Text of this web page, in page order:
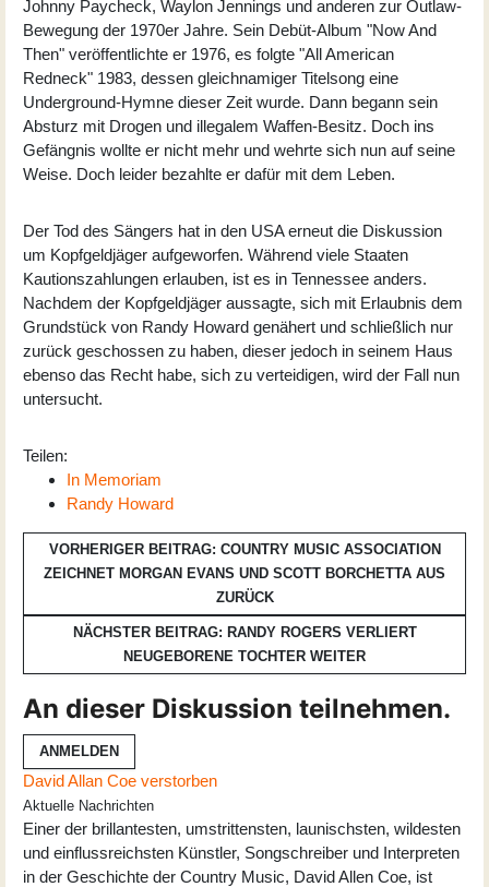
Johnny Paycheck, Waylon Jennings und anderen zur Outlaw-
Bewegung der 1970er Jahre. Sein Debüt-Album "Now And
Then" veröffentlichte er 1976, es folgte "All American
Redneck" 1983, dessen gleichnamiger Titelsong eine
Underground-Hymne dieser Zeit wurde. Dann begann sein
Absturz mit Drogen und illegalem Waffen-Besitz. Doch ins
Gefängnis wollte er nicht mehr und wehrte sich nun auf seine
Weise. Doch leider bezahlte er dafür mit dem Leben.
Der Tod des Sängers hat in den USA erneut die Diskussion
um Kopfgeldjäger aufgeworfen. Während viele Staaten
Kautionszahlungen erlauben, ist es in Tennessee anders.
Nachdem der Kopfgeldjäger aussagte, sich mit Erlaubnis dem
Grundstück von Randy Howard genähert und schließlich nur
zurück geschossen zu haben, dieser jedoch in seinem Haus
ebenso das Recht habe, sich zu verteidigen, wird der Fall nun
untersucht.
Teilen:
In Memoriam
Randy Howard
VORHERIGER BEITRAG: COUNTRY MUSIC ASSOCIATION
ZEICHNET MORGAN EVANS UND SCOTT BORCHETTA AUS
ZURÜCK
NÄCHSTER BEITRAG: RANDY ROGERS VERLIERT
NEUGEBORENE TOCHTER WEITER
An dieser Diskussion teilnehmen.
ANMELDEN
David Allan Coe verstorben
Aktuelle Nachrichten
Einer der brillantesten, umstrittensten, launischsten, wildesten
und einflussreichsten Künstler, Songschreiber und Interpreten
in der Geschichte der Country Music, David Allen Coe, ist